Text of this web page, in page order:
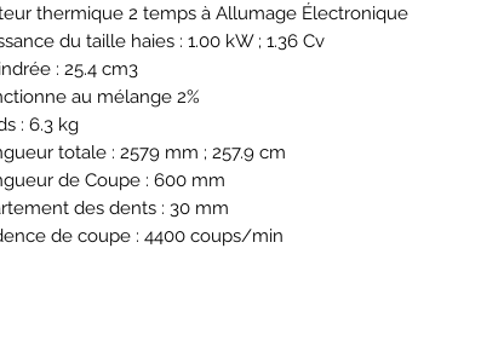
thermique 2 temps à Allumage Électronique
du taille haies : 1.00 kW ; 1.36 Cv
: 25.4 cm3
au mélange 2%
: 6.3 kg
totale : 2579 mm ; 257.9 cm
de Coupe : 600 mm
des dents : 30 mm
de coupe : 4400 coups/min